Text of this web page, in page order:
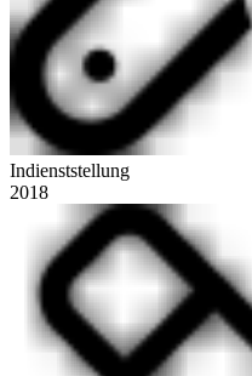
Indienststellung
2018